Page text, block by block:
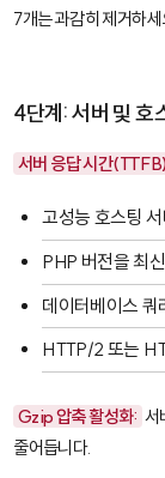
7개는 과감히 제거하세
4단계: 서버 및 호
서버 응답 시간
고성능 호스팅
PHP 버전을 최
데이터베이스 쿼
HTTP/2 또는
Gzip 압축 활성화: 서
줄어듭니다.